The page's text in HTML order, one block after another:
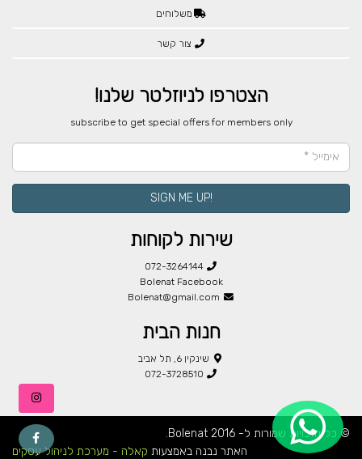
משלוחים
צור קשר
הצטרפו לניוזלטר שלנו!
​subscribe to get special offers for members only
!SIGN ME UP
שירות לקוחות
072-3264144
Bolenat Facebook
Bolenat@gmail.com
חנות הבית
שינקין 6, תל אביב
072-3728510
© כל הזכויות שמורות ל- Bolenat 2016.
האתר נבנה באמצעות קאלה - מערכת לניהול עסקים